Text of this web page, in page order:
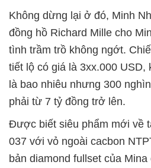
Không dừng lại ở đó, Minh
đồng hồ Richard Mille cho
tình trầm trồ không ngớt.
tiết lộ có giá là 3xx.000 USD,
là bao nhiêu nhưng 300
phải từ 7 tỷ đồng trở lên.
Được biết siêu phẩm mới về
037 với vỏ ngoài cacbon
bản diamond fullset của